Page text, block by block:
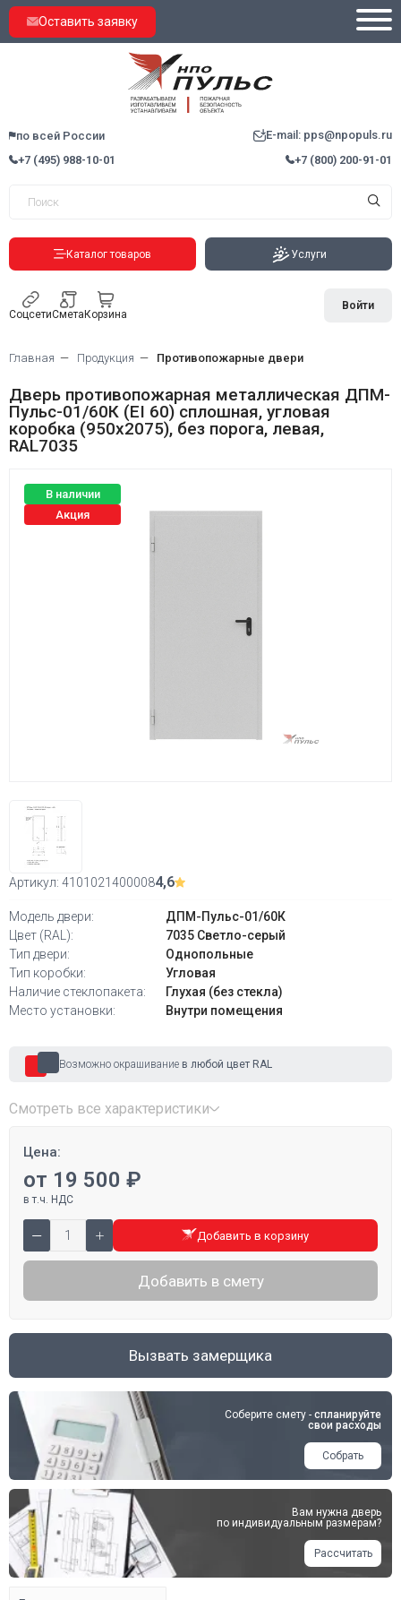
Оставить заявку
по всей России
E-mail: pps@npopuls.ru
+7 (495) 988-10-01
+7 (800) 200-91-01
Каталог товаров Услуги
СоцсетиСметаКорзина
Войти
Главная Продукция Противопожарные двери
Дверь противопожарная металлическая ДПМ-
Пульс-01/60К (EI 60) сплошная, угловая
коробка (950х2075), без порога, левая,
RAL7035
В наличии
Акция
Артикул: 41010214000084,6
Модель двери:
ДПМ-Пульс-01/60К
Цвет (RAL):
7035 Светло-серый
Тип двери:
Однопольные
Тип коробки:
Угловая
Наличие стеклопакета:
Глухая (без стекла)
Место установки:
Внутри помещения
Возможно окрашивание в любой цвет RAL
Смотреть все характеристики
Цена:
от 19 500 ₽
в т.ч. НДС
Добавить в корзину
Добавить в смету
Вызвать замерщика
Соберите смету - спланируйте
свои расходы
Собрать
Вам нужна дверь
по индивидуальным размерам?
Рассчитать